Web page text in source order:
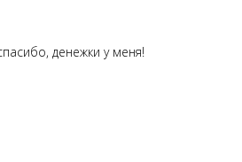
денежки у меня!